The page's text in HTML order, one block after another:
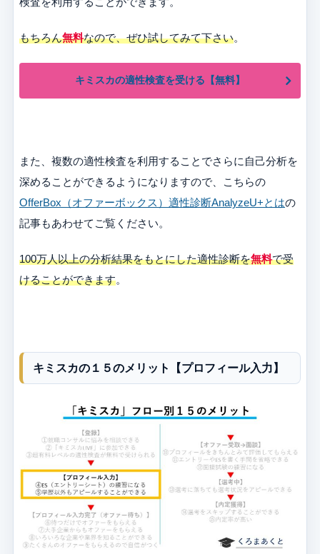
もちろん無料なので、ぜひ試してみて下さい。
キミスカの適性検査を受ける【無料】
また、複数の適性検査を利用することでさらに自己分析を
深めることができるようになりますので、こちらの
OfferBox（オファーボックス）適性診断AnalyzeU+とはの
記事もあわせてご覧ください。
100万人以上の分析結果をもとにした適性診断を無料で受
けることができます。
キミスカの１５のメリット【プロフィール入力】